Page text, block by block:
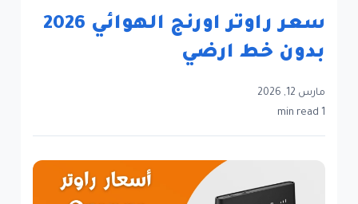
سعر راوتر اورنج الهوائي 2026
بدون خط ارضي
مارس 12, 2026
1 min read